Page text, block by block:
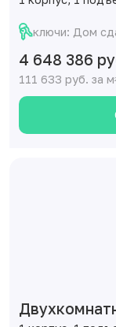
ключи: Дом
4 648 386
111 633 руб. за м